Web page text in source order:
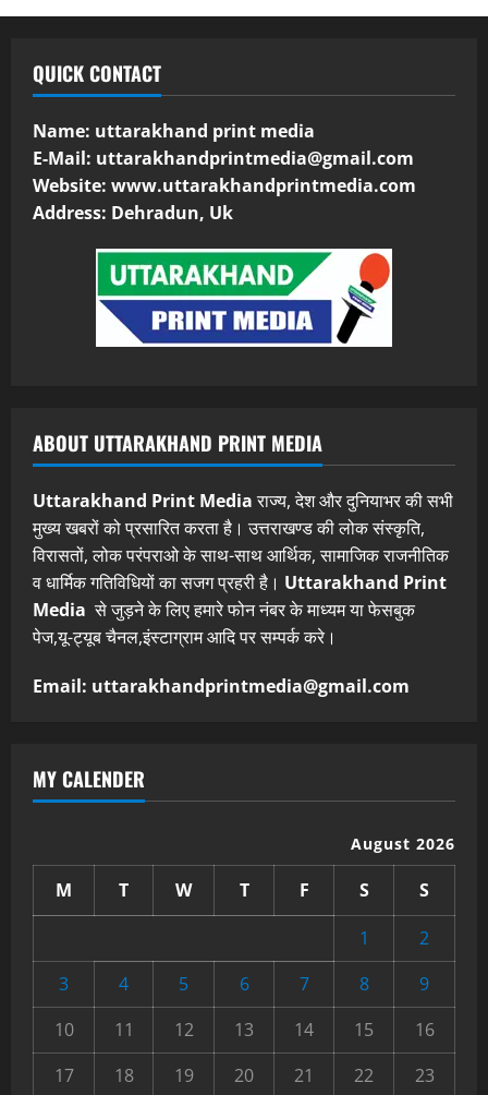
QUICK CONTACT
Name: uttarakhand print media
E-Mail: uttarakhandprintmedia@gmail.com
Website: www.uttarakhandprintmedia.com
Address: Dehradun, Uk
ABOUT UTTARAKHAND PRINT MEDIA
Uttarakhand Print Mediaराज्य, देश और दुनियाभर की सभी
मुख्य खबरों को प्रसारित करता है। उत्तराखण्ड की लोक संस्कृति,
विरासतों, लोक परंपराओ के साथ-साथ आर्थिक, सामाजिक राजनीतिक
व धार्मिक गतिविधियों का सजग प्रहरी है। Uttarakhand Print
Media से जुड़ने के लिए हमारे फोन नंबर के माध्यम या फेसबुक
पेज,यू-ट्यूब चैनल,इंस्टाग्राम आदि पर सम्पर्क करे।
Email: uttarakhandprintmedia@gmail.com
MY CALENDER
August 2026
M T W T F S
S
1
2
3
4 5 6 7 8
9
10
11 12 13 14 15
16
17
18 19 20 21 22 23